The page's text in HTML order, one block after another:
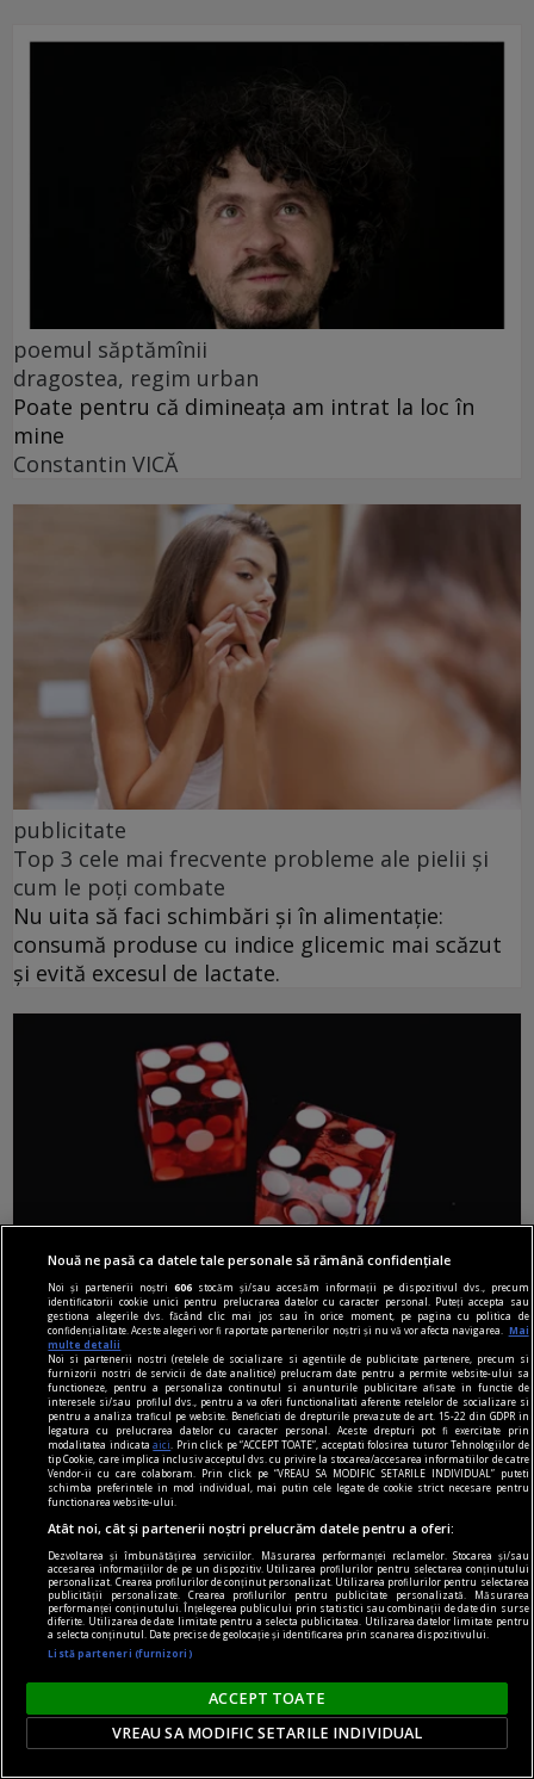
poemul săptămînii
dragostea, regim urban
Poate pentru că dimineața am intrat la loc în
mine
Constantin VICĂ
publicitate
Top 3 cele mai frecvente probleme ale pielii și
cum le poți combate
Nu uita să faci schimbări și în alimentație:
consumă produse cu indice glicemic mai scăzut
și evită excesul de lactate.
publicitate
De unde vine expresia „Zarurile au fost
aruncate"?
„Să înceapă jocul!”.
Nouă ne pasă ca datele tale personale să rămână confidențiale
Noi și partenerii noștri606 stocăm și/sau accesăm informații pe dispozitivul dvs., precum
identificatorii cookie unici pentru prelucrarea datelor cu caracter personal. Puteți accepta sau
gestiona alegerile dvs. făcând clic mai jos sau în orice moment, pe pagina cu politica de
confidențialitate. Aceste alegeri vor fi raportate partenerilor noștri și nu vă vor afecta navigarea.
Mai
multe detalii
Noi si partenerii nostri (retelele de socializare si agentiile de publicitate partenere, precum si
furnizorii nostri de servicii de date analitice) prelucram date pentru a permite website-ului sa
functioneze, pentru a personaliza continutul si anunturile publicitare afisate in functie de
interesele si/sau profilul dvs., pentru a va oferi functionalitati aferente retelelor de socializare si
pentru a analiza traficul pe website. Beneficiati de drepturile prevazute de art. 15-22 din GDPR in
legatura cu prelucrarea datelor cu caracter personal. Aceste drepturi pot fi exercitate prin
modalitatea indicataaici
. Prin click pe “ACCEPT TOATE”, acceptati folosirea tuturor Tehnologiilor de
tip Cookie, care implica inclusiv acceptul dvs. cu privire la stocarea/accesarea informatiilor de catre
Vendor-ii cu care colaboram. Prin click pe “VREAU SA MODIFIC SETARILE INDIVIDUAL” puteti
schimba preferintele in mod individual, mai putin cele legate de cookie strict necesare pentru
functionarea website-ului.
Atât noi, cât și partenerii noștri prelucrăm datele pentru a oferi:
Dezvoltarea și îmbunătățirea serviciilor. Măsurarea performanței reclamelor. Stocarea și/sau
accesarea informațiilor de pe un dispozitiv. Utilizarea profilurilor pentru selectarea conținutului
personalizat. Crearea profilurilor de conținut personalizat. Utilizarea profilurilor pentru selectarea
publicității personalizate. Crearea profilurilor pentru publicitate personalizată. Măsurarea
performanței conținutului. Înțelegerea publicului prin statistici sau combinații de date din surse
diferite. Utilizarea de date limitate pentru a selecta publicitatea. Utilizarea datelor limitate pentru
a selecta conținutul. Date precise de geolocație și identificarea prin scanarea dispozitivului.
Listă parteneri (furnizori)
ACCEPT TOATE
VREAU SA MODIFIC SETARILE INDIVIDUAL